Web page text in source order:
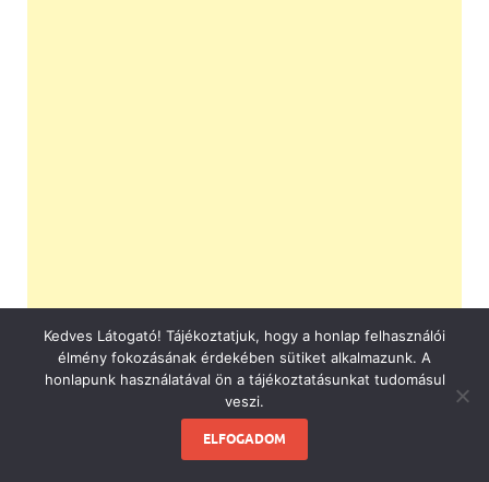
Kedves Látogató! Tájékoztatjuk, hogy a honlap felhasználói
élmény fokozásának érdekében sütiket alkalmazunk. A
honlapunk használatával ön a tájékoztatásunkat tudomásul
veszi.
ELFOGADOM